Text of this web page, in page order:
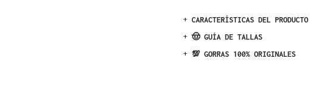
+ CARACTERÍSTICAS DEL PRODUCTO
+ 🤠 GUÍA DE TALLAS
+ 💯 GORRAS 100% ORIGINALES